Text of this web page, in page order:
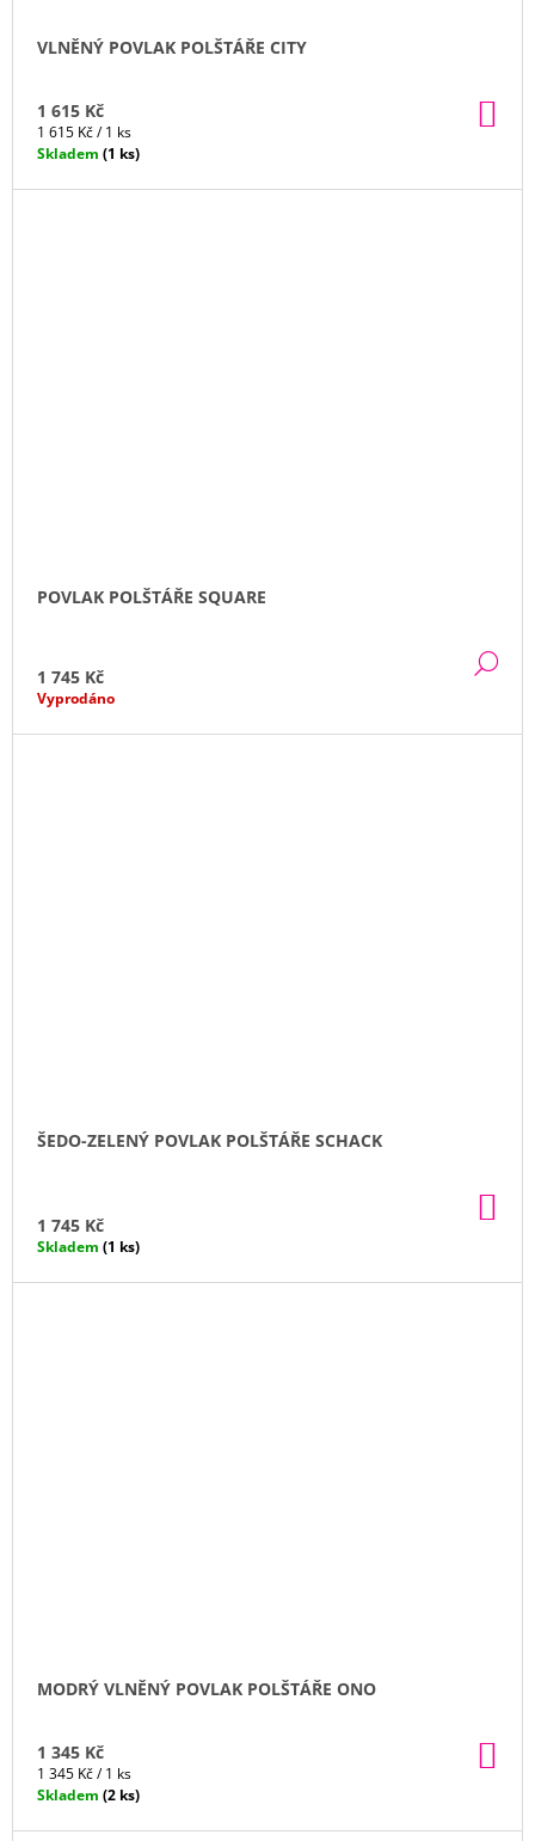
VLNĚNÝ POVLAK POLŠTÁŘE CITY
1 615 Kč
Měrná
cena:
1 615 Kč / 1 ks
Skladem (1 ks)
POVLAK POLŠTÁŘE SQUARE
1 745 Kč
Vyprodáno
ŠEDO-ZELENÝ POVLAK POLŠTÁŘE SCHACK
1 745 Kč
Skladem (1 ks)
MODRÝ VLNĚNÝ POVLAK POLŠTÁŘE ONO
1 345 Kč
Měrná
cena:
1 345 Kč / 1 ks
Skladem (2 ks)